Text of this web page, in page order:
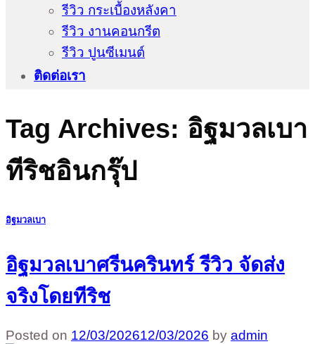
รีวิว กระเบื้องหลังคา
รีวิว งานคอนกรีต
รีวิว ปูนซีเมนต์
ติดต่อเรา
Tag Archives: อิฐมวลเบา
ทีริชอินกรุ๊ป
อิฐมวลเบา
อิฐมวลเบาศรีนครินทร์ รีวิว จัดส่ง
จริงโดยทีริช
Posted on 12/03/202612/03/2026 by admin